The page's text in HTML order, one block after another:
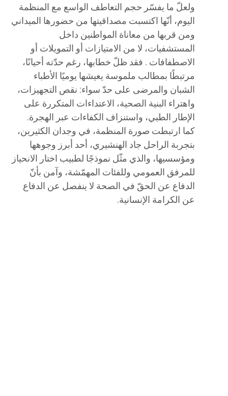
ولعلّ ما يفسّر حجم التعاطف الواسع مع المنظمة
اليوم، أنّها اكتسبت مصداقيتها من حضورها الميداني
ومن قربها من معاناة المواطنين داخل
المستشفيات، لا من الامتيازات أو التمويلات أو
الاصطفافات . فقد ظلّ خطابها، رغم حدّته أحيانًا،
مرتبطًا بمطالب ملموسة يعيشها يوميًا الأطباء
الشبان والمرضى على حدّ سواء: نقص التجهيزات،
واهتراء البنية الصحية، الاعتداءات المتكررة على
الإطار الطبي، واستنزاف الكفاءات عبر الهجرة.
كما ارتبطت صورة المنظمة، في وجدان الكثيرين،
بتجربة الراحل جاد الهنشيري، أحد أبرز وجوهها
ومؤسسيها، والذي مثّل نموذجًا لطبيب اختار الانحياز
للمرفق العمومي وللفئات المهمّشة، وآمن بأنّ
الدفاع عن الحقّ في الصحة لا ينفصل عن الدفاع
عن الكرامة الإنسانية.